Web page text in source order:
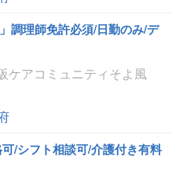
調理師免許必須/日勤のみ/デ
ケアコミュニティそよ風
/シフト相談可/介護付き有料